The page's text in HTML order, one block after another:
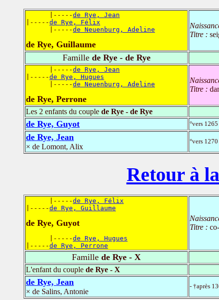
      |-----
de Rye, Jean
|-----de Rye, Félix
      |-----
de Neuenburg, Adeline
de Rye, Guillaume
Titre :
Famillede Rye - de Rye
      |-----
de Rye, Jean
|-----de Rye, Hugues
      |-----
de Neuenburg, Adeline
de Rye, Perrone
Titre :
Les 2 enfants du couple de Rye - de Rye
de Rye, Guyot °vers
de Rye, Jean
× de Lomont, Alix
°vers
Retour à
      |-----
de Rye, Félix
|-----de Rye, Guillaume
de Rye, Guyot
      |-----
de Rye, Hugues
|-----de Rye, Perrone
Titre :
Famille de Rye - X
L'enfant du couple de Rye - X
de Rye, Jean
× de Salins, Antonie
- †après